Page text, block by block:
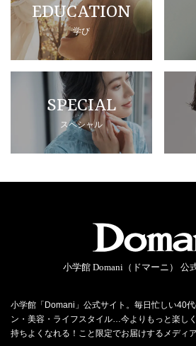
EDUCATION
学び
SPECIAL
スペシャル
小学館 Domani（ドマーニ） 公
小学館「Domani」公式サイト。毎日忙しい40
ン・美容・ライフスタイル…今よりもっと楽し
持ちよくなれる！こと限定でお届けするメディア